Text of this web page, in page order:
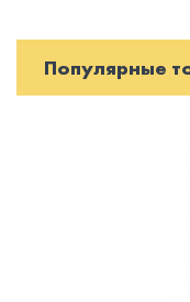
Популярные